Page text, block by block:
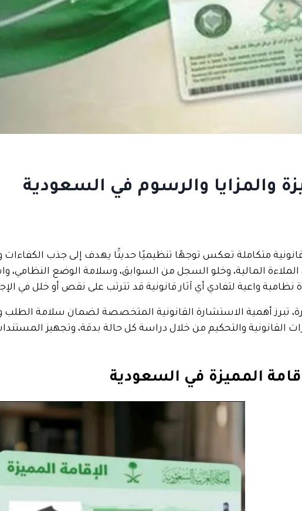
والمزايا والرسوم في السعودية
متكاملة تعكس توجهًا تنظيميًا حديثًا يهدف إلى جذب الكفاءات
المالية، وخلو السجل من السوابق، وسلامة الوضع النظامي،
واعية لتفادي أي آثار قانونية قد تترتب على نقص أو خلل في
تبرز أهمية الاستشارة القانونية المتخصصة لضمان سلامة
القانونية والتحكيم من خلال دراسة كل حالة بدقة، وتجهيز
المميزة في السعودية